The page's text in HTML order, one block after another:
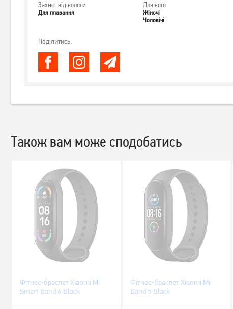
Захист від вологи
Для плавання
Для кого
Жіночі
Чоловічі
Поділитись:
Також вам може сподобатись
Фітнес-браслет Xiaomi Mi
Smart Band 6 Black
Фітнес-браслет Xiaomi Mi
Band 5 Black